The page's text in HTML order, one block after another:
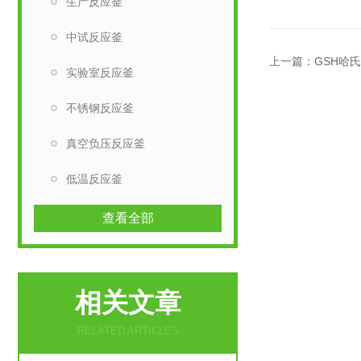
中试反应釜
实验室反应釜
不锈钢反应釜
真空负压反应釜
低温反应釜
查看全部
相关文章
RELATED ARTICLES
上一篇： GSH哈